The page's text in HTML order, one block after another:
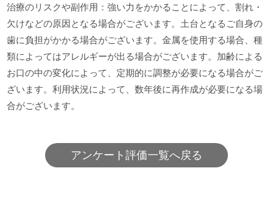
治療のリスクや副作用：強い力をかかることによって、割れ・
欠けなどの原因となる場合がございます。土台となるご自身の
歯に負担がかかる場合がございます。金属を使用する場合、種
類によってはアレルギーが出る場合がございます。加齢による
お口の中の変化によって、定期的に調整が必要になる場合がご
ざいます。利用状況によって、数年後に再作成が必要になる場
合がございます。
アンケート評価一覧へ戻る